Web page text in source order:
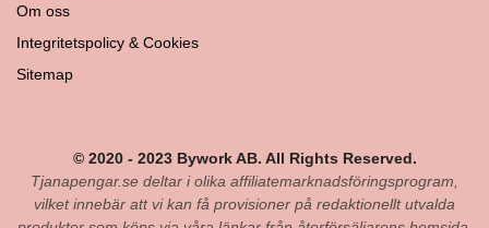
Om oss
Integritetspolicy & Cookies
Sitemap
© 2020 - 2023 Bywork AB. All Rights Reserved.
Tjanapengar.se deltar i olika affiliatemarknadsföringsprogram,
vilket innebär att vi kan få provisioner på redaktionellt utvalda